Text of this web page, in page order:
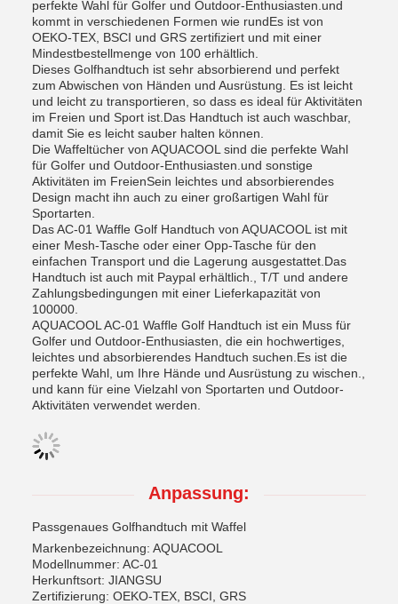
perfekte Wahl für Golfer und Outdoor-Enthusiasten.und
kommt in verschiedenen Formen wie rundEs ist von
OEKO-TEX, BSCI und GRS zertifiziert und mit einer
Mindestbestellmenge von 100 erhältlich.
Dieses Golfhandtuch ist sehr absorbierend und perfekt
zum Abwischen von Händen und Ausrüstung. Es ist leicht
und leicht zu transportieren, so dass es ideal für Aktivitäten
im Freien und Sport ist.Das Handtuch ist auch waschbar,
damit Sie es leicht sauber halten können.
Die Waffeltücher von AQUACOOL sind die perfekte Wahl
für Golfer und Outdoor-Enthusiasten.und sonstige
Aktivitäten im FreienSein leichtes und absorbierendes
Design macht ihn auch zu einer großartigen Wahl für
Sportarten.
Das AC-01 Waffle Golf Handtuch von AQUACOOL ist mit
einer Mesh-Tasche oder einer Opp-Tasche für den
einfachen Transport und die Lagerung ausgestattet.Das
Handtuch ist auch mit Paypal erhältlich., T/T und andere
Zahlungsbedingungen mit einer Lieferkapazität von
100000.
AQUACOOL AC-01 Waffle Golf Handtuch ist ein Muss für
Golfer und Outdoor-Enthusiasten, die ein hochwertiges,
leichtes und absorbierendes Handtuch suchen.Es ist die
perfekte Wahl, um Ihre Hände und Ausrüstung zu wischen.,
und kann für eine Vielzahl von Sportarten und Outdoor-
Aktivitäten verwendet werden.
Anpassung:
Passgenaues Golfhandtuch mit Waffel
Markenbezeichnung: AQUACOOL
Modellnummer: AC-01
Herkunftsort: JIANGSU
Zertifizierung: OEKO-TEX, BSCI, GRS